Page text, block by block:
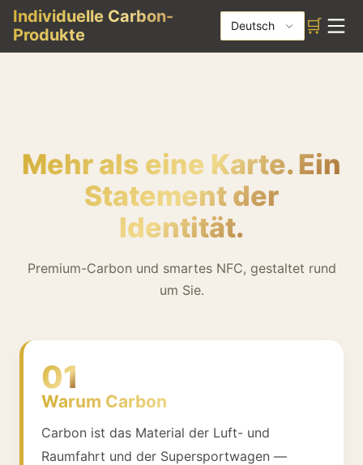
Individuelle Carbon-
Produkte
Deutsch 🛒
Mehr als eine Karte. Ein
Statement der
Identität.
Premium-Carbon und smartes NFC, gestaltet rund
um Sie.
01
Warum Carbon
Carbon ist das Material der Luft- und
Raumfahrt und der Supersportwagen —